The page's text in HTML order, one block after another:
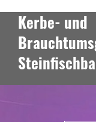
Kerbe- und